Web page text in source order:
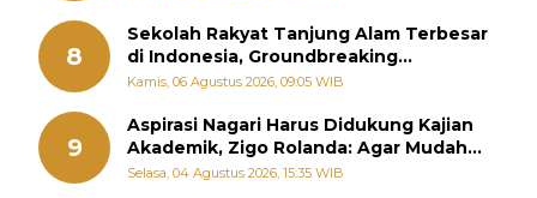
8
Sekolah Rakyat Tanjung Alam Terbesar
di Indonesia, Groundbreaking
September
Kamis, 06 Agustus 2026, 09:05 WIB
9
Aspirasi Nagari Harus Didukung Kajian
Akademik, Zigo Rolanda: Agar Mudah
Diperjuangkan di Kementerian
Selasa, 04 Agustus 2026, 15:35 WIB